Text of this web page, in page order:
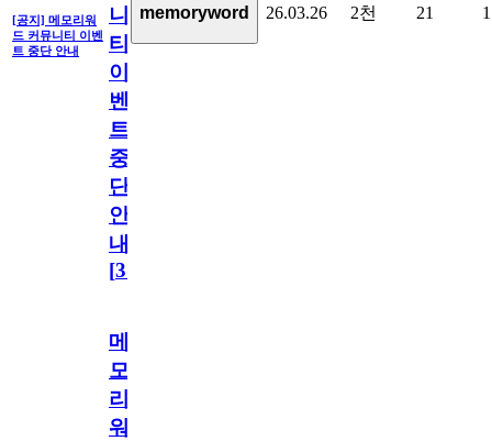
[공지] 메모리워
드 커뮤니티 이벤
트 중단 안내
니
티
이
벤
트
중
단
안
내
[31
memoryword 26.03.26 2천 21 1
메
모
리
워